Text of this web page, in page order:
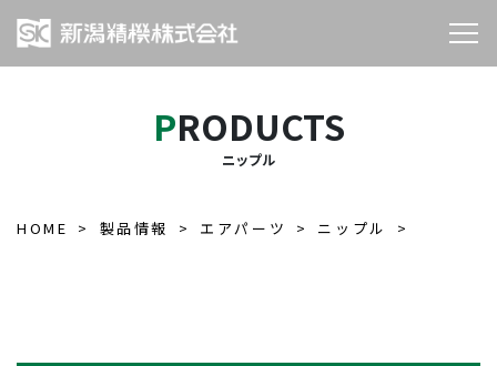
PRODUCTS
ニップル
HOME 製品情報 エアパーツ ニップル